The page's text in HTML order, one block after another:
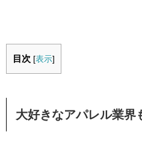
目次 [表示]
大好きなアパレル業界